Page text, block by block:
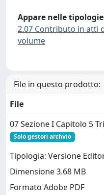
Appare nelle
2.07 Contributo in atti
volume
File in questo prodotto:
File
07 Sezione I Capitolo 5
Solo gestori archvio
Tipologia: Versione
Dimensione 3.68 MB
Formato Adobe PDF